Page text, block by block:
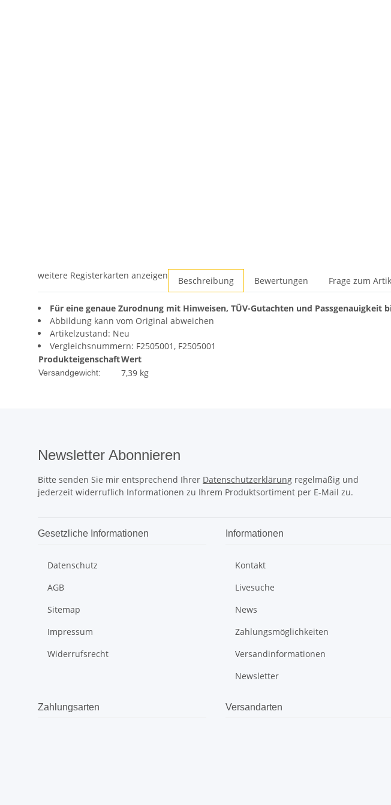
weitere Registerkarten anzeigen Beschreibung Bewertungen Frage zum
Für eine genaue Zurodnung mit Hinweisen, TÜV-Gutachten und Passgenauigkeit
Abbildung kann vom Original abweichen
Artikelzustand: Neu
Vergleichsnummern: F2505001, F2505001
ProdukteigenschaftWert
Versandgewicht: 7,39 kg
Newsletter Abonnieren
Bitte senden Sie mir entsprechend Ihrer Datenschutzerklärung regelmäßig und
jederzeit widerruflich Informationen zu Ihrem Produktsortiment per E-Mail zu.
Gesetzliche Informationen
Datenschutz
AGB
Sitemap
Impressum
Widerrufsrecht
Informationen
Kontakt
Livesuche
News
Zahlungsmöglichkeiten
Versandinformationen
Newsletter
Zahlungsarten Versandarten